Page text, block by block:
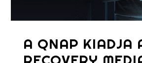
A QNAP KIADJA